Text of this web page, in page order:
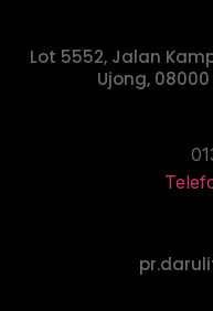
Lot 5552, Jalan
Ujong,